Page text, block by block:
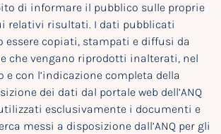
di informare il pubblico sulle proprie
relativi risultati. I dati pubblicati
essere copiati, stampati e diffusi da
che vengano riprodotti inalterati, nel
con l’indicazione completa della
dei dati dal portale web dell’ANQ
esclusivamente i documenti e
messi a disposizione dall’ANQ per gli